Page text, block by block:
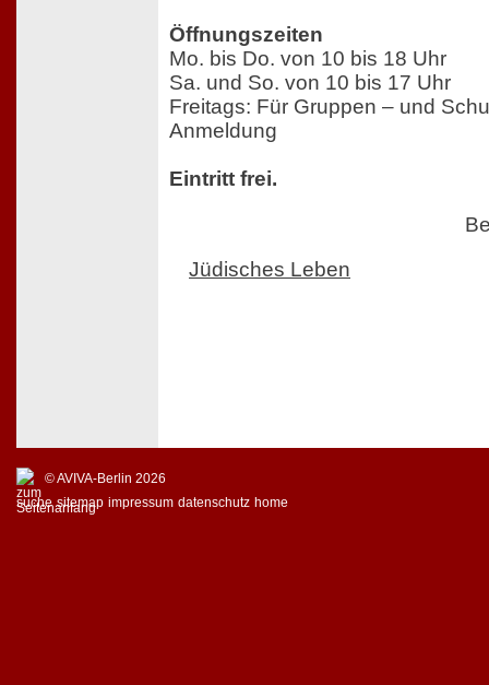
Öffnungszeiten
Mo. bis Do. von 10 bis 18 Uhr
Sa. und So. von 10 bis 17 Uhr
Freitags: Für Gruppen – und
Anmeldung
Eintritt frei.
Jüdisches Leben
© AVIVA-Berlin 2026
suche sitemap impressum datenschutz home